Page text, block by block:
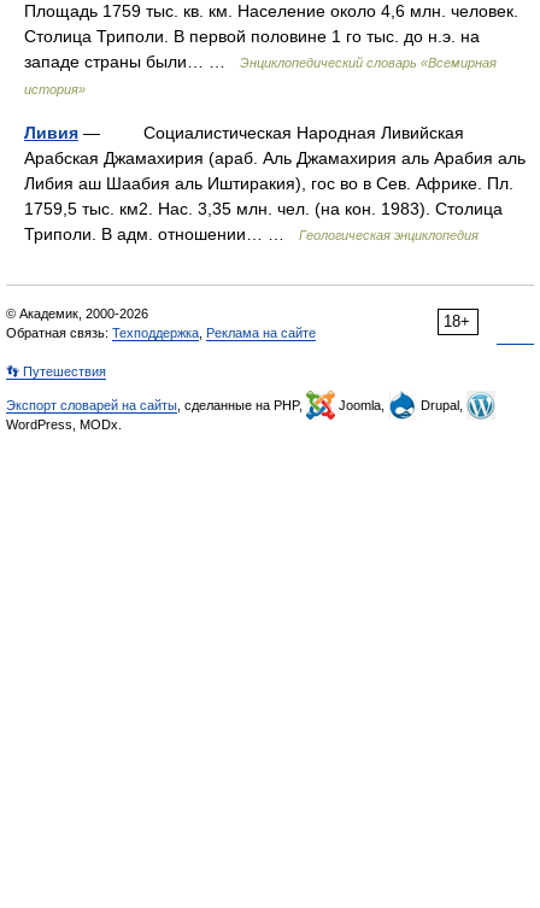
Площадь 1759 тыс. кв. км. Население около 4,6 млн. человек.
Столица Триполи. В первой половине 1 го тыс. до н.э. на
западе страны были… …
Энциклопедический словарь «Всемирная
история»
Ливия — Социалистическая Народная Ливийская
Арабская Джамахирия (араб. Аль Джамахирия аль Арабия аль
Либия аш Шаабия аль Иштиракия), гос во в Сев. Африке. Пл.
1759,5 тыс. км2. Hac. 3,35 млн. чел. (на кон. 1983). Столица
Триполи. B адм. отношении… …
Геологическая энциклопедия
18+
© Академик, 2000-2026
Обратная связь: Техподдержка Реклама на сайте
👣 Путешествия
Экспорт словарей на сайты , сделанные на PHP, Joomla,
Drupal,
WordPress, MODx.